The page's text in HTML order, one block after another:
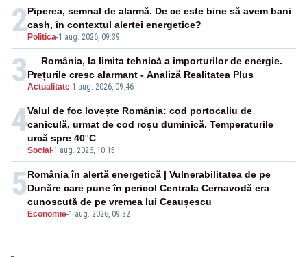
2 Politica-1 aug. 2026, 09:39
Piperea, semnal de alarmă. De ce este bine să avem bani
cash, în contextul alertei energetice?
3Actualitate-1 aug. 2026, 09:46
România, la limita tehnică a importurilor de energie.
Prețurile cresc alarmant - Analiză Realitatea Plus
4
Social -1 aug. 2026, 10:15
Valul de foc lovește România: cod portocaliu de
caniculă, urmat de cod roșu duminică. Temperaturile
urcă spre 40°C
5
Economie-1 aug. 2026, 09:32
România în alertă energetică | Vulnerabilitatea de pe
Dunăre care pune în pericol Centrala Cernavodă era
cunoscută de pe vremea lui Ceaușescu